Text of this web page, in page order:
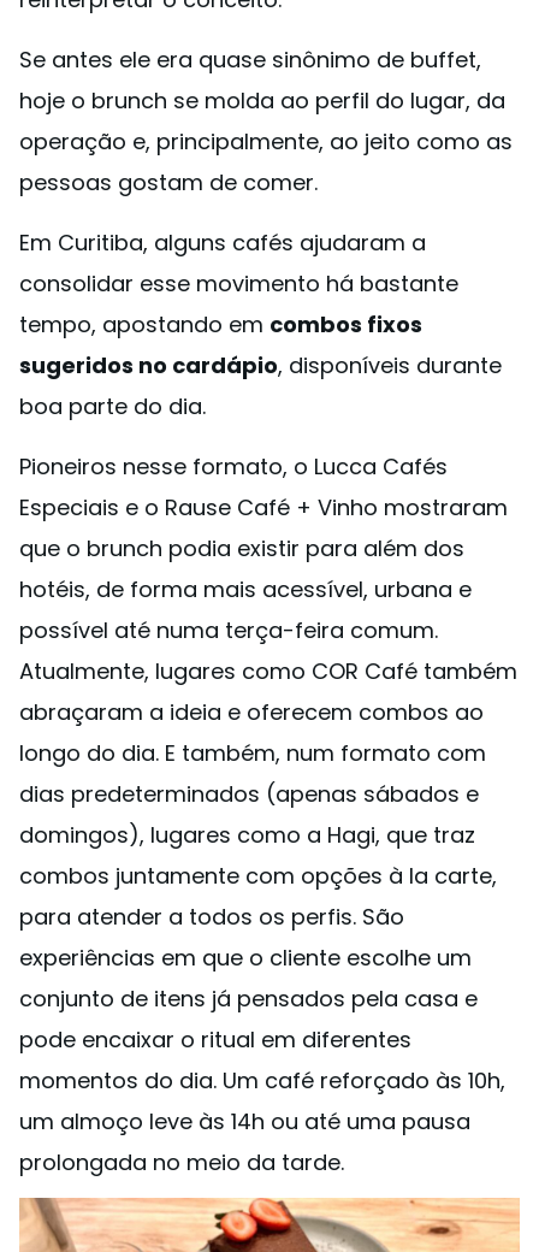
Se antes ele era quase sinônimo de buffet,
hoje o brunch se molda ao perfil do lugar, da
operação e, principalmente, ao jeito como as
pessoas gostam de comer.
Em Curitiba, alguns cafés ajudaram a
consolidar esse movimento há bastante
tempo, apostando em combos fixos
sugeridos no cardápio, disponíveis durante
boa parte do dia.
Pioneiros nesse formato, o Lucca Cafés
Especiais e o Rause Café + Vinho mostraram
que o brunch podia existir para além dos
hotéis, de forma mais acessível, urbana e
possível até numa terça-feira comum.
Atualmente, lugares como COR Café também
abraçaram a ideia e oferecem combos ao
longo do dia. E também, num formato com
dias predeterminados (apenas sábados e
domingos), lugares como a Hagi, que traz
combos juntamente com opções à la carte,
para atender a todos os perfis. São
experiências em que o cliente escolhe um
conjunto de itens já pensados pela casa e
pode encaixar o ritual em diferentes
momentos do dia. Um café reforçado às 10h,
um almoço leve às 14h ou até uma pausa
prolongada no meio da tarde.